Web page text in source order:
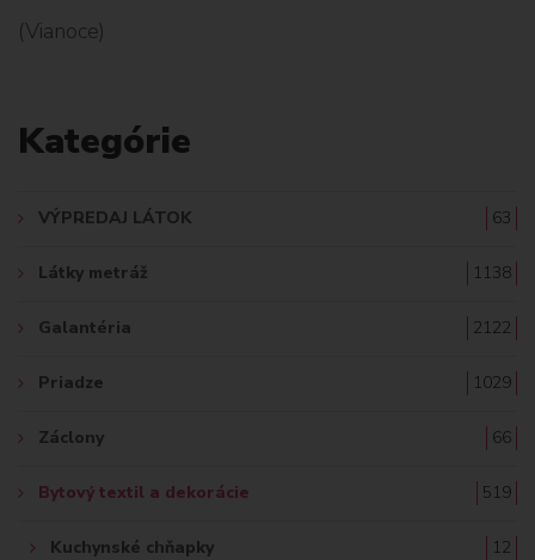
D
(Vianoce)
Kategórie
VÝPREDAJ LÁTOK 63
Látky metráž 1138
Galantéria 2122
Priadze 1029
Záclony 66
Bytový textil a dekorácie 519
Kuchynské chňapky 12